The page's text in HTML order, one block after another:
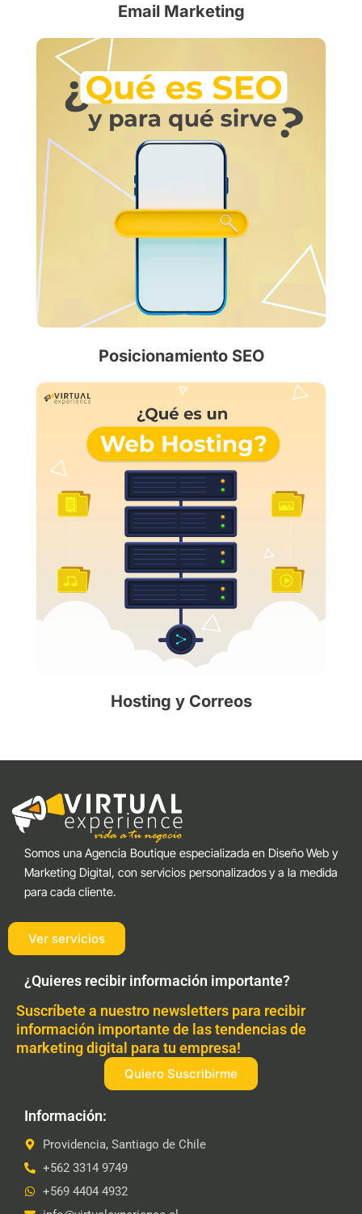
Email Marketing
Posicionamiento SEO
Hosting y Correos
Somos una Agencia Boutique especializada en Diseño Web y
Marketing Digital, con servicios personalizados y a la medida
para cada cliente.
Ver servicios
¿Quieres recibir información importante?
Suscríbete a nuestro newsletters para recibir
información importante de las tendencias de
marketing digital para tu empresa!
Quiero Suscribirme
Información:
Providencia, Santiago de Chile
+562 3314 9749
+569 4404 4932